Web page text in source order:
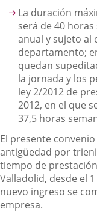
La duración
será de 40
anual y sujeto al
departamento;
quedan
la jornada y los
ley 2/2012 de
2012, en el que
37,5 horas
El presente
antigüedad por
tiempo de prestación
Valladolid, desde el
nuevo ingreso se
empresa.